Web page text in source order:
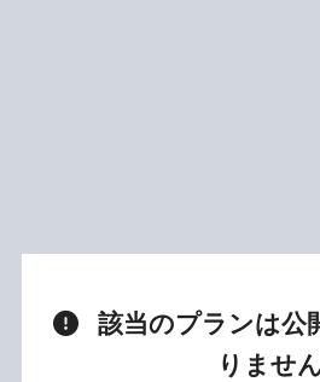
該当のプランは公
りませ